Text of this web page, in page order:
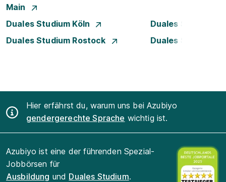
Main
Duales Studium Köln
Duales Studium
Duales Studium Rostock
Duales Studium
Hier erfährst du, warum uns bei Azubiyo
gendergerechte Sprache wichtig ist.
Azubiyo ist eine der führenden Spezial-
Jobbörsen für
Ausbildung und Duales Studium.